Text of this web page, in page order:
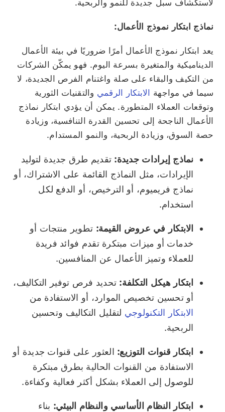
لاستكشاف سبل جديدة للنمو والربحية.
نماذج ابتكار نموذج الأعمال:
يعد ابتكار نموذج الأعمال أمرًا ضروريًا في بيئة الأعمال
الديناميكية والمتغيرة بسرعة اليوم. فهو يمكّن الشركات
من التكيف والبقاء على صلة واغتنام الفرص الجديدة، لا
سيما في مواجهة
الابتكار الرقمي والتقنيات الثورية
وتوقعات العملاء المتطورة. يمكن أن يؤدي ابتكار نماذج
الأعمال الناجحة إلى تحسين القدرة التنافسية، وزيادة
حصة السوق، وزيادة الربحية، والنمو المستدام.
نماذج إيرادات جديدة: تقديم طرق جديدة لتوليد
الإيرادات، مثل النماذج القائمة على الاشتراك، أو
نماذج فريميوم، أو الترخيص، أو الدفع لكل
استخدام.
الابتكار في عروض القيمة: تطوير منتجات أو
خدمات أو ميزات مبتكرة تقدم فوائد فريدة
للعملاء وتميز الأعمال عن المنافسين.
ابتكار هيكل التكلفة: تحديد فرص توفير التكاليف،
أو تحسين تخصيص الموارد، أو الاستفادة من
الابتكار التكنولوجي لتقليل التكاليف وتحسين
الربحية.
ابتكار قنوات التوزيع: العثور على قنوات جديدة أو
الاستفادة من القنوات الحالية بطرق مبتكرة
للوصول إلى العملاء بشكل أكثر فعالية وكفاءة.
ابتكار النظام الأساسي والنظام البيئي: بناء